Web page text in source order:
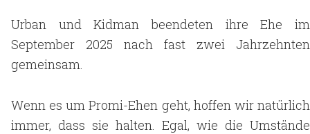
Urban und Kidman beendeten ihre Ehe im
September 2025 nach fast zwei Jahrzehnten
gemeinsam.
Wenn es um Promi-Ehen geht, hoffen wir natürlich
immer, dass sie halten. Egal, wie die Umstände